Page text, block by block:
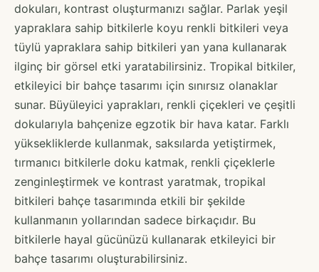
dokuları, kontrast oluşturmanızı sağlar. Parlak yeşil
yapraklara sahip bitkilerle koyu renkli bitkileri veya
tüylü yapraklara sahip bitkileri yan yana kullanarak
ilginç bir görsel etki yaratabilirsiniz. Tropikal bitkiler,
etkileyici bir bahçe tasarımı için sınırsız olanaklar
sunar. Büyüleyici yaprakları, renkli çiçekleri ve çeşitli
dokularıyla bahçenize egzotik bir hava katar. Farklı
yüksekliklerde kullanmak, saksılarda yetiştirmek,
tırmanıcı bitkilerle doku katmak, renkli çiçeklerle
zenginleştirmek ve kontrast yaratmak, tropikal
bitkileri bahçe tasarımında etkili bir şekilde
kullanmanın yollarından sadece birkaçıdır. Bu
bitkilerle hayal gücünüzü kullanarak etkileyici bir
bahçe tasarımı oluşturabilirsiniz.